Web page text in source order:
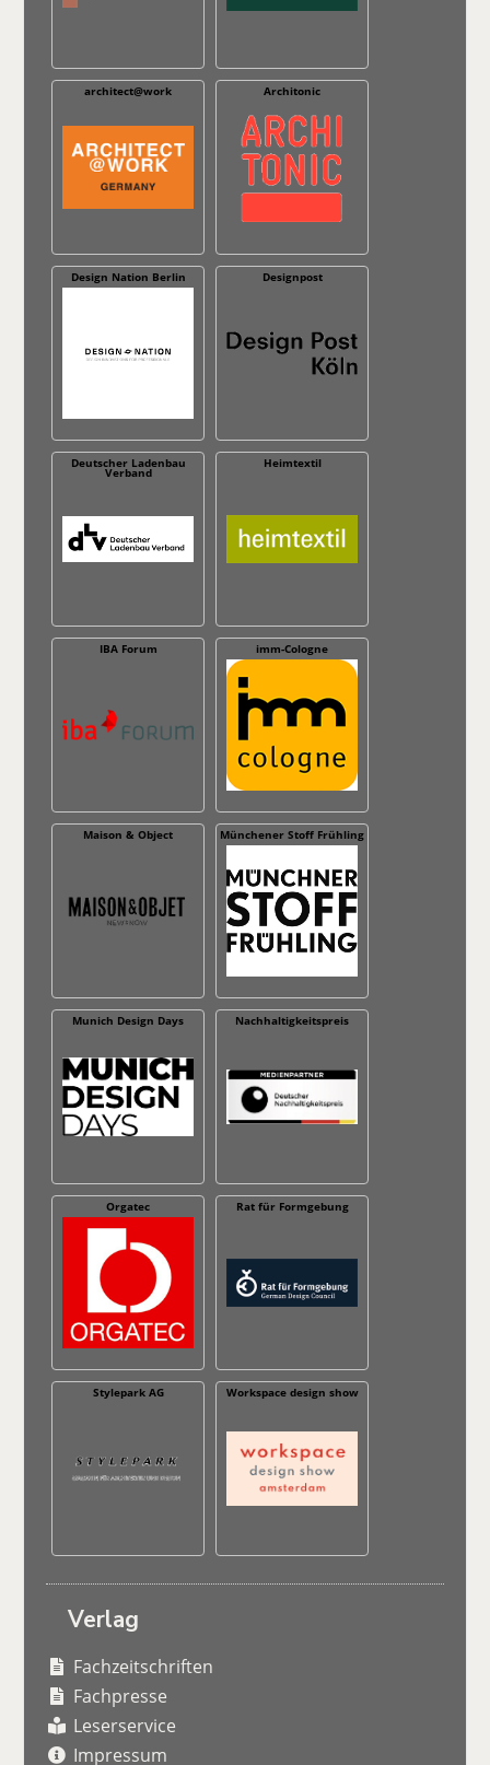
architect@work Architonic
Design Nation Berlin Designpost
Deutscher Ladenbau
Verband
Heimtextil
IBA Forum imm-Cologne
Maison & Object Münchener Stoff Frühling
Munich Design Days Nachhaltig­keitspreis
Orgatec Rat für Formgebung
Stylepark AG Workspace design show
Verlag
Fachzeitschriften
Fachpresse
Leserservice
Impressum